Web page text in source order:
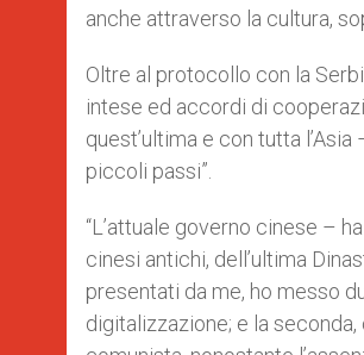
anche attraverso la cultura,
Oltre al protocollo con la
intese ed accordi di
quest’ultima e con tutta
piccoli passi”.
“L’attuale governo cinese –
cinesi antichi, dell’ultima
presentati da me, ho messo
digitalizzazione; e la